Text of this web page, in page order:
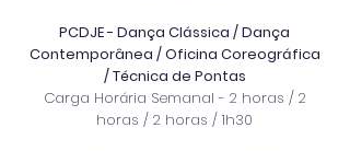
PCDJE - Dança Clássica / Dança
Contemporânea / Oficina Coreográfica
/ Técnica de Pontas
Carga Horária Semanal - 2 horas / 2
horas / 2 horas / 1h30